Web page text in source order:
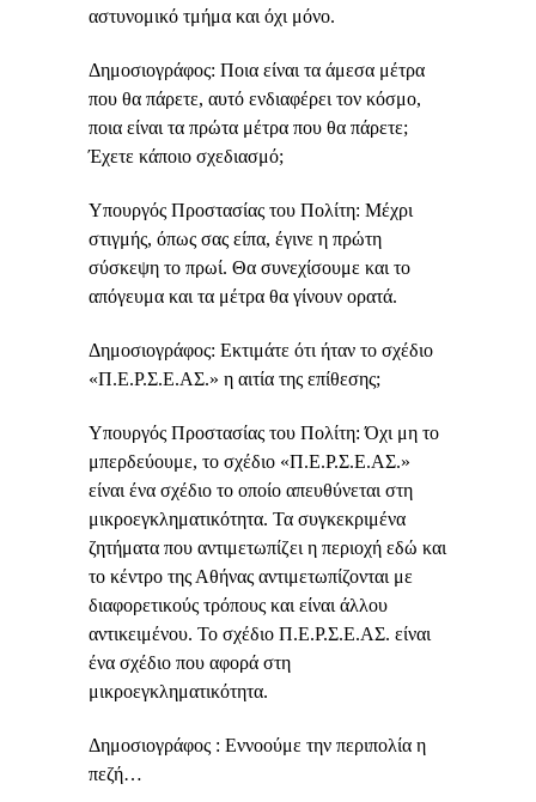
αστυνομικό τμήμα και όχι μόνο.
Δημοσιογράφος: Ποια είναι τα άμεσα μέτρα
που θα πάρετε, αυτό ενδιαφέρει τον κόσμο,
ποια είναι τα πρώτα μέτρα που θα πάρετε;
Έχετε κάποιο σχεδιασμό;
Υπουργός Προστασίας του Πολίτη: Μέχρι
στιγμής, όπως σας είπα, έγινε η πρώτη
σύσκεψη το πρωί. Θα συνεχίσουμε και το
απόγευμα και τα μέτρα θα γίνουν ορατά.
Δημοσιογράφος: Εκτιμάτε ότι ήταν το σχέδιο
«Π.Ε.Ρ.Σ.Ε.ΑΣ.» η αιτία της επίθεσης;
Υπουργός Προστασίας του Πολίτη: Όχι μη το
μπερδεύουμε, το σχέδιο «Π.Ε.Ρ.Σ.Ε.ΑΣ.»
είναι ένα σχέδιο το οποίο απευθύνεται στη
μικροεγκληματικότητα. Τα συγκεκριμένα
ζητήματα που αντιμετωπίζει η περιοχή εδώ και
το κέντρο της Αθήνας αντιμετωπίζονται με
διαφορετικούς τρόπους και είναι άλλου
αντικειμένου. Το σχέδιο Π.Ε.Ρ.Σ.Ε.ΑΣ. είναι
ένα σχέδιο που αφορά στη
μικροεγκληματικότητα.
Δημοσιογράφος : Εννοούμε την περιπολία η
πεζή…